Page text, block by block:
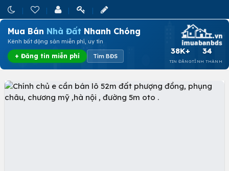
Mua Bán Nhà Đất Nhanh Chóng
Kênh bất động sản miễn phí, uy tín
+ Đăng tin miễn phí Tìm BĐS
38K+
TIN ĐĂNG
34
TỈNH THÀNH